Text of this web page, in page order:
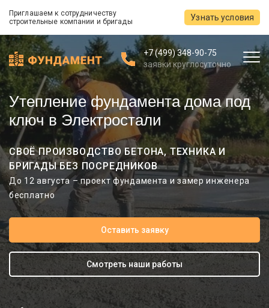
Приглашаем к сотрудничеству
строительные компании и бригады
Узнать условия
+7 (499) 348-90-75
заявки круглосуточно
Утепление фундамента дома под
ключ в Электростали
СВОЁ ПРОИЗВОДСТВО БЕТОНА, ТЕХНИКА И
БРИГАДЫ БЕЗ ПОСРЕДНИКОВ
До 12 августа – проект фундамента и замер инженера
бесплатно
Оставить заявку
Смотреть наши работы